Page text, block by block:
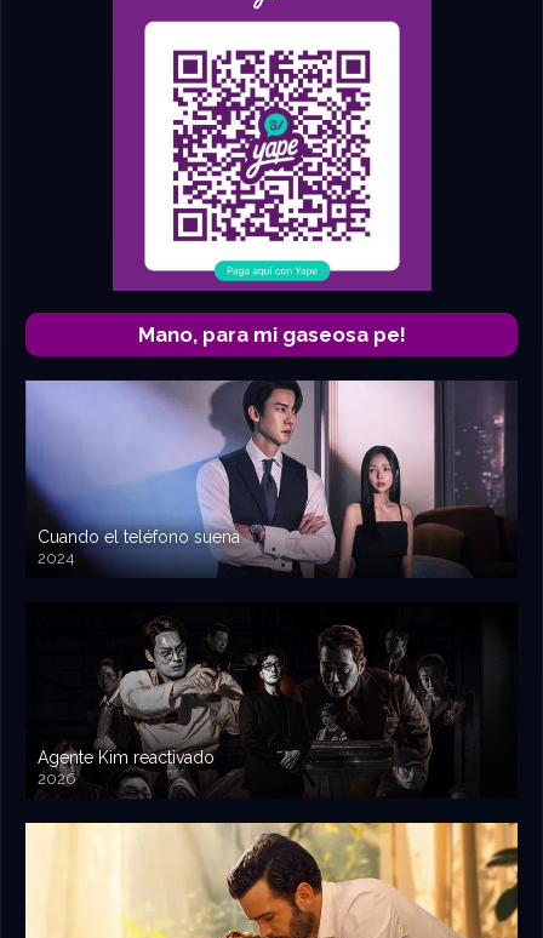
Mano, para mi gaseosa pe!
Cuando el teléfono suena
2024
Agente Kim reactivado
2026